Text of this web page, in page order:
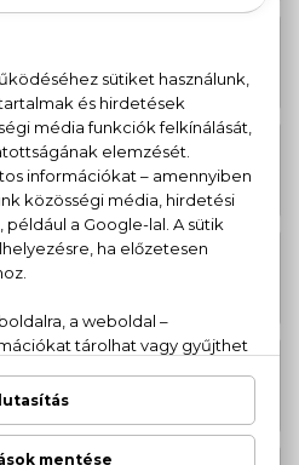
krémhajfesték
2.090 Ft
AKCIÓ
Copper PPD- és
krémhajfesték
1.480 Ft -
tól
2.090 Ft
AKCIÓ
Copper PPD- és
1.480 Ft -
krémhajfesték